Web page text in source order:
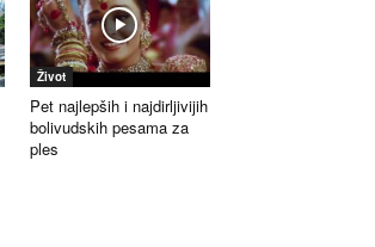
Život
Pet najlepših i najdirljivijih
bolivudskih pesama za
ples